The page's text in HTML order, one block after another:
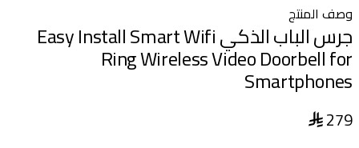
وصف المنتج
جرس الباب الذكي Easy Install Smart Wifi
Ring Wireless Video Doorbell for
Smartphones
279